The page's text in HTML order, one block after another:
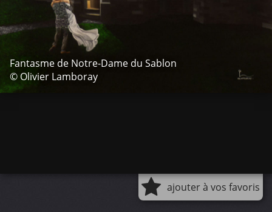
Fantasme de Notre-Dame du Sablon
© Olivier Lamboray
ajouter à vos favoris